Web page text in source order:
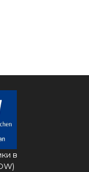
в